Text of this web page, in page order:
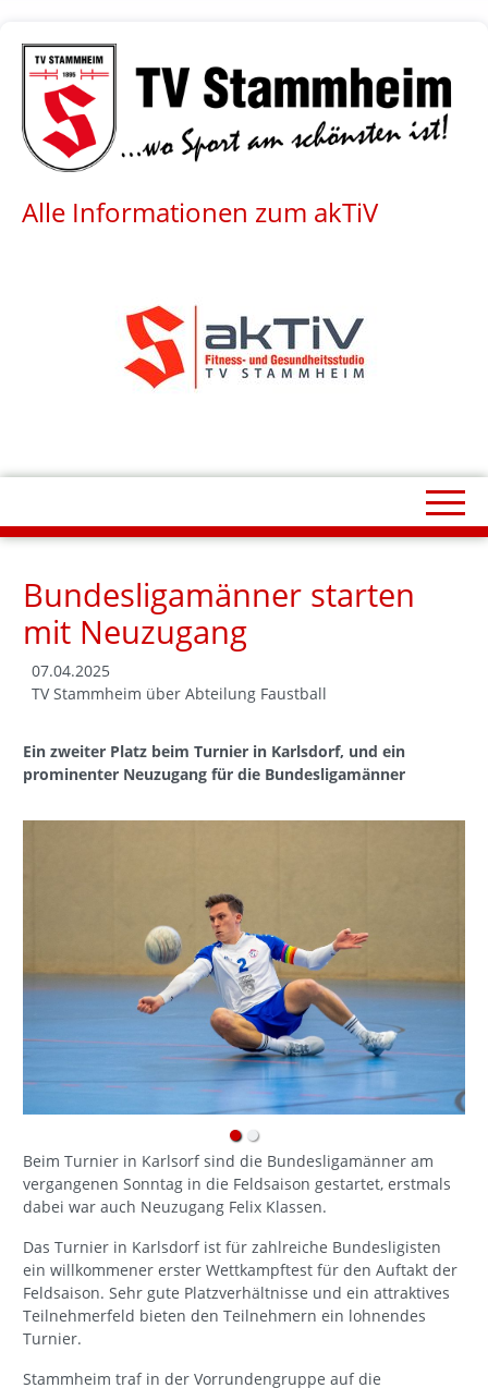
Alle Informationen zum akTiV
Bundesligamänner starten
mit Neuzugang
07.04.2025
TV Stammheim über Abteilung Faustball
Ein zweiter Platz beim Turnier in Karlsdorf, und ein
prominenter Neuzugang für die Bundesligamänner
Beim Turnier in Karlsorf sind die Bundesligamänner am
dabei war auch Neuzugang Felix Klassen.
Das Turnier in Karlsdorf ist für zahlreiche Bundesligisten
ein willkommener erster Wettkampftest für den Auftakt der
Feldsaison. Sehr gute Platzverhältnisse und ein attraktives
Turnier.